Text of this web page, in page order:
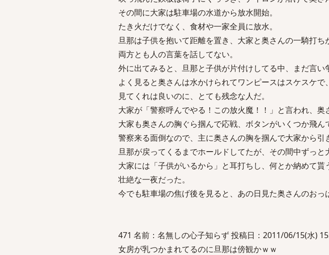
その間に大家は駐車場の水道から放水開始。
たき火だけでなく、食材や一家全員に放水。
旦那は子供を抱いて距離を置き、大家と奥さんの一騎打ち
両方とも人の言葉を話してない。
外に出てみると、旦那と子供が片付けしてる中、まだ言い
よく見ると奥さんは水かけられてワンピースはスケスケで
見てくれは良いのに、とても残念な人だ。
大家が「警察呼んでやる！この放火魔！！」と言われ、奥
大家も奥さんの胸ぐら掴んで応戦、ボタンがいくつか飛ん
警察来る面倒なので、主に奥さんの胸を掴んで大家から引
旦那が戻ってくるまでホールドしてたが、その間中ずっと
大家には「子供がいるから」と耳打ちし、何とか納めて貰
壮絶な一夜だった。
今でも駐車場の焦げ後を見ると、あの日見た奥さんのおっ
471 名前：名無しの心子知らず 投稿日：2011/06/15(水)
女房が乳つかまれてるのに旦那は傍観かｗｗ